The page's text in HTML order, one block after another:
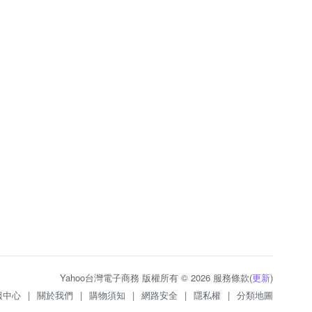
Yahoo台灣電子商務 版權所有 © 2026 服務條款(更新)
中心 | 關於我們 | 購物須知 | 網路安全 | 隱私權 | 分類地圖